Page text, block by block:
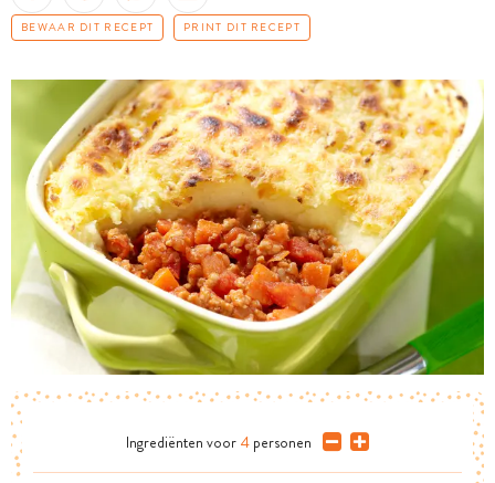
BEWAAR DIT RECEPT PRINT DIT RECEPT
Ingrediënten voor 4 personen